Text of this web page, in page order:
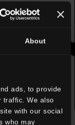
About
ads, to provide
traffic. We also
with our social
who may